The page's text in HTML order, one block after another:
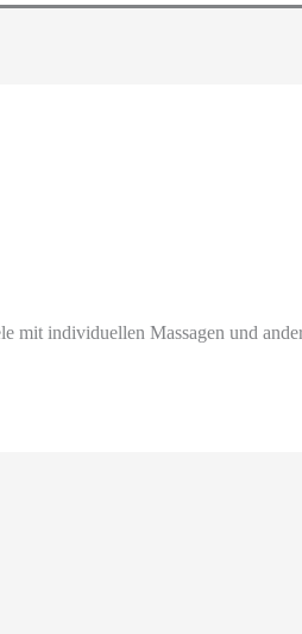
mit individuellen Massagen und